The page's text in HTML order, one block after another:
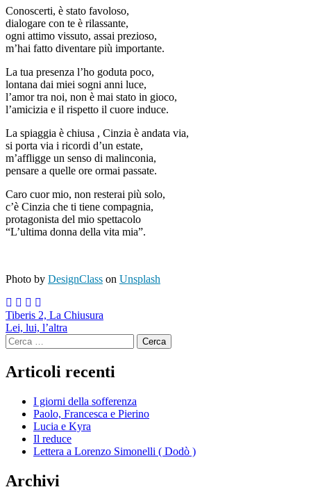
Conoscerti, è stato favoloso,
dialogare con te è rilassante,
ogni attimo vissuto, assai prezioso,
m’hai fatto diventare più importante.
La tua presenza l’ho goduta poco,
lontana dai miei sogni anni luce,
l’amor tra noi, non è mai stato in gioco,
l’amicizia e il rispetto il cuore induce.
La spiaggia è chiusa , Cinzia è andata via,
si porta via i ricordi d’un estate,
m’affligge un senso di malinconia,
pensare a quelle ore ormai passate.
Caro cuor mio, non resterai più solo,
c’è Cinzia che ti tiene compagnia,
protagonista del mio spettacolo
“L’ultima donna della vita mia”.
Photo by DesignClass on Unsplash
Navigazione
articoli
Tiberis 2, La Chiusura
Lei, lui, l’altra
Ricerca
per:
Articoli recenti
I giorni della sofferenza
Paolo, Francesca e Pierino
Lucia e Kyra
Il reduce
Lettera a Lorenzo Simonelli ( Dodò )
Archivi